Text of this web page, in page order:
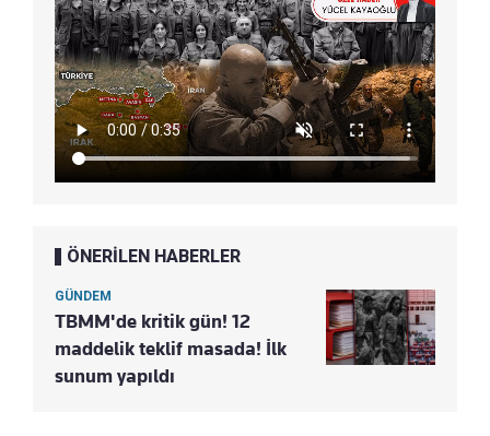
ÖNERİLEN HABERLER
GÜNDEM
TBMM'de kritik gün! 12
maddelik teklif masada! İlk
sunum yapıldı